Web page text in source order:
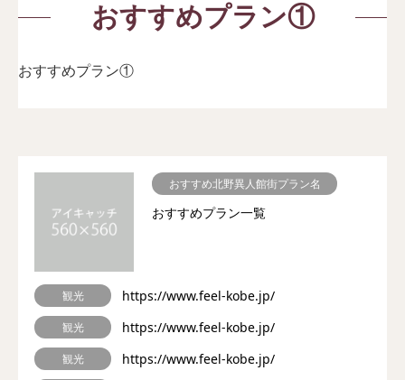
おすすめプラン①
おすすめプラン①
おすすめ北野異人館街プラン名
おすすめプラン一覧
観光 https://www.feel-kobe.jp/
観光 https://www.feel-kobe.jp/
観光 https://www.feel-kobe.jp/